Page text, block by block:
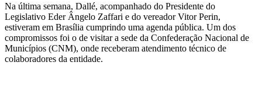
Na última semana, Dallé, acompanhado do Presidente do
Legislativo Eder Ângelo Zaffari e do vereador Vitor Perin,
estiveram em Brasília cumprindo uma agenda pública. Um dos
compromissos foi o de visitar a sede da Confederação Nacional de
Municípios (CNM), onde receberam atendimento técnico de
colaboradores da entidade.